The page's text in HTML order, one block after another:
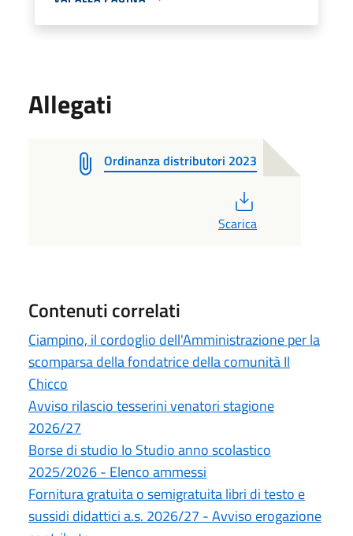
Allegati
Ordinanza distributori 2023
Scarica
Contenuti correlati
Ciampino, il cordoglio dell'Amministrazione per la
scomparsa della fondatrice della comunità Il
Chicco
Avviso rilascio tesserini venatori stagione
2026/27
Borse di studio Io Studio anno scolastico
2025/2026 - Elenco ammessi
Fornitura gratuita o semigratuita libri di testo e
sussidi didattici a.s. 2026/27 - Avviso erogazione